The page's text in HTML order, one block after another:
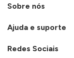
Sobre nós
Ajuda e suporte
Redes Sociais